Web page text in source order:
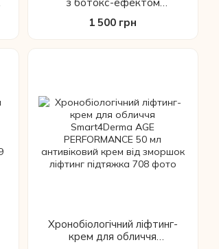
антивікова, 50 мл
1 500 грн
Хронобіологічний ліфтинг-
крем для обличчя